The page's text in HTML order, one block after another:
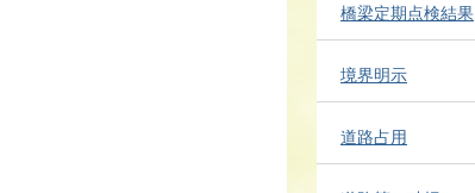
橋梁定期点検結果
境界明示
道路占用